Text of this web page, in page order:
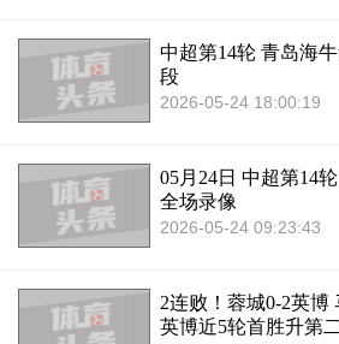
中超第14轮 青岛海
段
2026-05-24 18:00:19
05月24日 中超第14
全场录像
2026-05-24 09:23:43
2连败！蓉城0-2英博
英博近5轮首胜升第二